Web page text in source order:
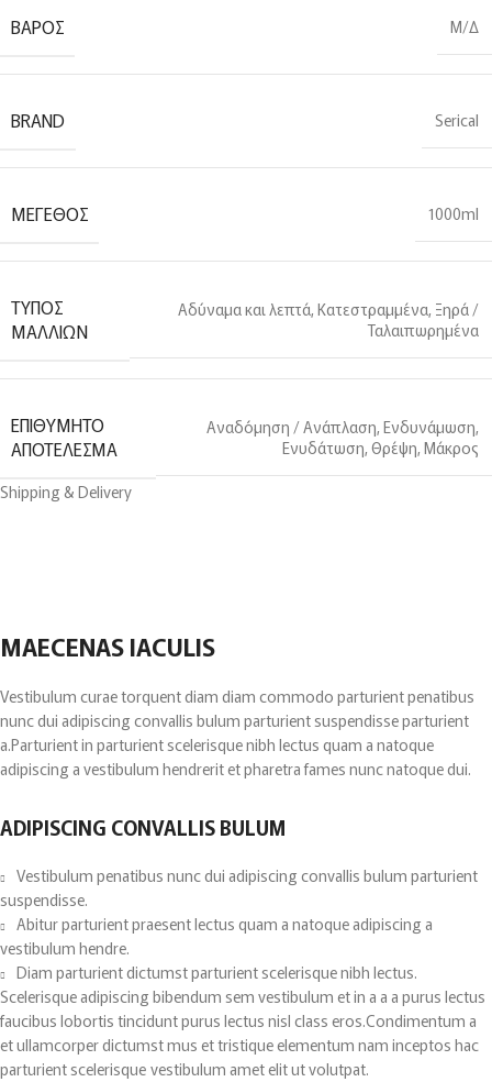
ΒΆΡΟΣ Μ/Δ
BRAND Serical
ΜΈΓΕΘΟΣ 1000ml
ΤΎΠΟΣ
ΜΑΛΛΙΏΝ
Αδύναμα και λεπτά, Κατεστραμμένα, Ξηρά /
Ταλαιπωρημένα
ΕΠΙΘΥΜΗΤΌ
ΑΠΟΤΈΛΕΣΜΑ
Αναδόμηση / Ανάπλαση, Ενδυνάμωση,
Ενυδάτωση, Θρέψη, Μάκρος
Shipping & Delivery
MAECENAS IACULIS
Vestibulum curae torquent diam diam commodo parturient penatibus
nunc dui adipiscing convallis bulum parturient suspendisse parturient
a.Parturient in parturient scelerisque nibh lectus quam a natoque
adipiscing a vestibulum hendrerit et pharetra fames nunc natoque dui.
ADIPISCING CONVALLIS BULUM
Vestibulum penatibus nunc dui adipiscing convallis bulum parturient
suspendisse.
Abitur parturient praesent lectus quam a natoque adipiscing a
vestibulum hendre.
Diam parturient dictumst parturient scelerisque nibh lectus.
Scelerisque adipiscing bibendum sem vestibulum et in a a a purus lectus
faucibus lobortis tincidunt purus lectus nisl class eros.Condimentum a
et ullamcorper dictumst mus et tristique elementum nam inceptos hac
parturient scelerisque vestibulum amet elit ut volutpat.